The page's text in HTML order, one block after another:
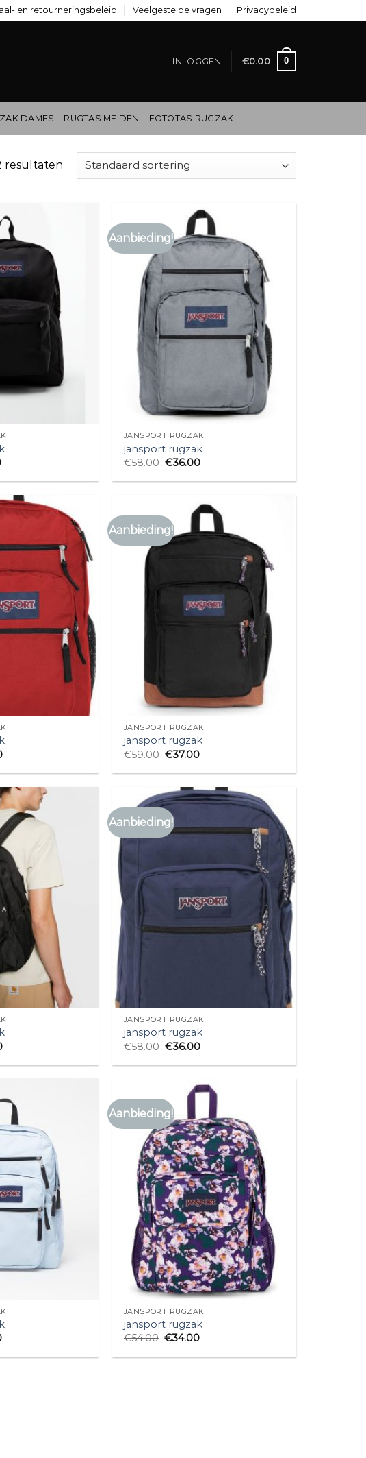
en retourneringsbeleid Veelgestelde vragen Privacybeleid
INLOGGEN €0.00 0
DAMES RUGTAS MEIDEN FOTOTAS RUGZAK
resultaten
Aanbieding!
JANSPORT RUGZAK
jansport rugzak
€58.00 €36.00
Aanbieding!
JANSPORT RUGZAK
jansport rugzak
€59.00 €37.00
Aanbieding!
JANSPORT RUGZAK
jansport rugzak
€58.00 €36.00
Aanbieding!
JANSPORT RUGZAK
jansport rugzak
€54.00 €34.00